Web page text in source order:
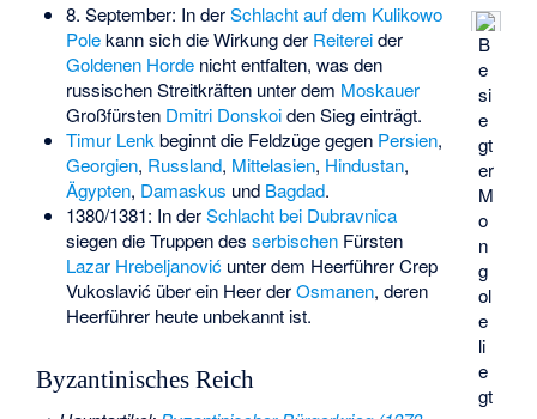
B
e
si
e
gt
er
M
o
n
g
ol
e
li
e
gt
8. September: In derSchlacht auf dem Kulikowo
Polekann sich die Wirkung der Reitereider
Goldenen Hordenicht entfalten, was den
russischen Streitkräften unter dem Moskauer
Großfürsten Dmitri Donskoiden Sieg einträgt.
Timur Lenk beginnt die Feldzüge gegen Persien,
Georgien, Russland, Mittelasien, Hindustan,
Ägypten, Damaskus und Bagdad.
1380/1381: In derSchlacht bei Dubravnica
siegen die Truppen des serbischenFürsten
Lazar Hrebeljanovićunter dem HeerführerCrep
Vukoslavićüber ein Heer derOsmanen, deren
Heerführer heute unbekannt ist.
Byzantinisches Reich